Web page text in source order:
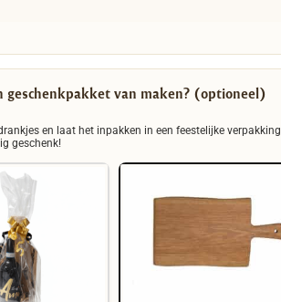
geschenkpakket van maken? (optioneel)
en laat het inpakken in een feestelijke verpakking
geschenk!